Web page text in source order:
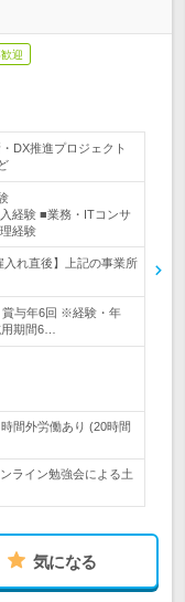
迎
DX推進プロジェクト
経験 ■業務・ITコンサ
経験
れ直後】上記の事業所
賞与年6回 ※経験・年
期間6…
間外労働あり (20時間
ライン勉強会による土
気になる